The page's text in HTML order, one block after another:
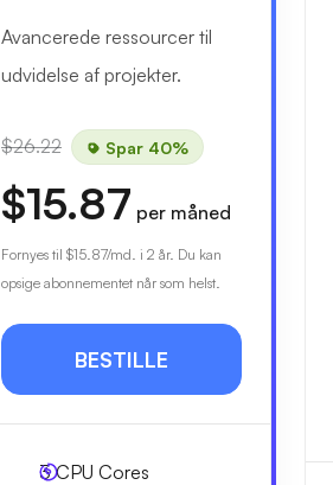
Avancerede ressourcer til
udvidelse af projekter.
$26.22 Spar 40%
$15.87 per måned
Fornyes til $15.87/md. i 2 år. Du kan
opsige abonnementet når som helst.
BESTILLE
3CPU Cores